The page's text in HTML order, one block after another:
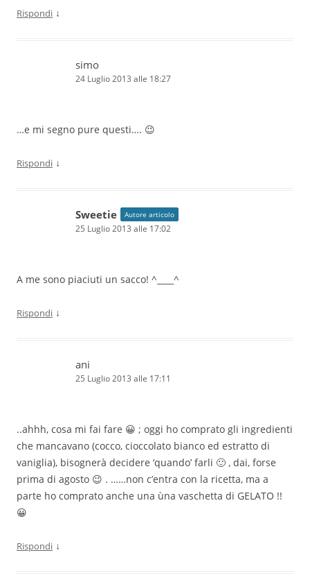
Rispondi ↓
simo
24 Luglio 2013 alle 18:27
…e mi segno pure questi…. 😉
Rispondi ↓
Sweetie Autore articolo
25 Luglio 2013 alle 17:02
A me sono piaciuti un sacco! ^____^
Rispondi ↓
ani
25 Luglio 2013 alle 17:11
..ahhh, cosa mi fai fare 😀 ; oggi ho comprato gli ingredienti
che mancavano (cocco, cioccolato bianco ed estratto di
vaniglia), bisognerà decidere ‘quando’ farli 🙂 , dai, forse
prima di agosto 😉 . ……non c’entra con la ricetta, ma a
parte ho comprato anche una ùna vaschetta di GELATO !!
😀
Rispondi ↓